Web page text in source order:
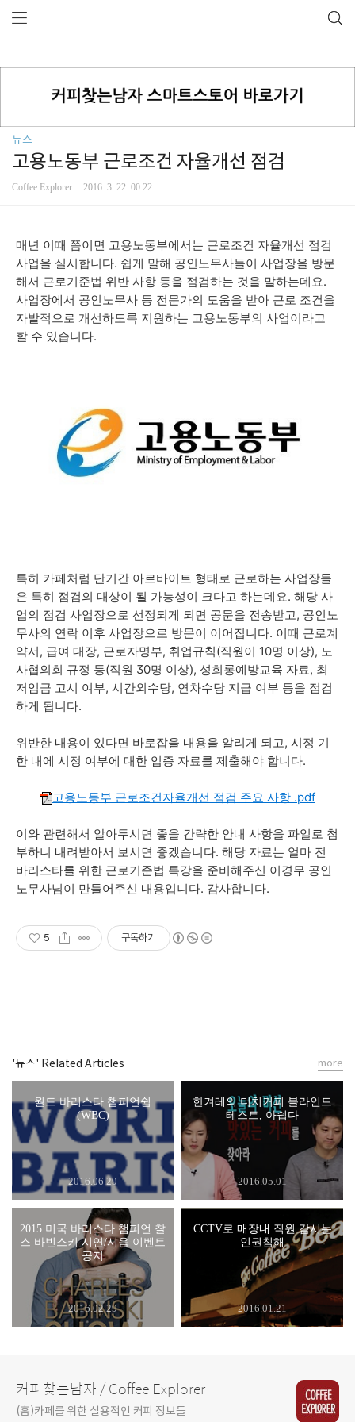
뉴스
고용노동부 근로조건 자율개선 점검
Coffee Explorer 2016. 3. 22. 00:22
매년 이때 쯤이면 고용노동부에서는 근로조건 자율개선 점검
사업을 실시합니다. 쉽게 말해 공인노무사들이 사업장을 방문
해서 근로기준법 위반 사항 등을 점검하는 것을 말하는데요.
사업장에서 공인노무사 등 전문가의 도움을 받아 근로 조건을
자발적으로 개선하도록 지원하는 고용노동부의 사업이라고
할 수 있습니다.
특히 카페처럼 단기간 아르바이트 형태로 근로하는 사업장들
은 특히 점검의 대상이 될 가능성이 크다고 하는데요. 해당 사
업의 점검 사업장으로 선정되게 되면 공문을 전송받고, 공인노
무사의 연락 이후 사업장으로 방문이 이어집니다. 이때 근로계
약서, 급여 대장, 근로자명부, 취업규칙(직원이 10명 이상), 노
사협의회 규정 등(직원 30명 이상), 성희롱예방교육 자료, 최
저임금 고시 여부, 시간외수당, 연차수당 지급 여부 등을 점검
하게 됩니다.
위반한 내용이 있다면 바로잡을 내용을 알리게 되고, 시정 기
한 내에 시정 여부에 대한 입증 자료를 제출해야 합니다.
고용노동부 근로조건자율개선 점검 주요 사항 .pdf
이와 관련해서 알아두시면 좋을 간략한 안내 사항을 파일로 첨
부하니 내려받아서 보시면 좋겠습니다. 해당 자료는 얼마 전
바리스타를 위한 근로기준법 특강을 준비해주신 이경무 공인
노무사님이 만들어주신 내용입니다. 감사합니다.
5 구독하기
'뉴스' Related Articles
월드 바리스타 챔피언쉽
(WBC)
2016.06.29
한겨레의 더치커피 블라인드
테스트, 아쉽다
2016.05.01
2015 미국 바리스타 챔피언 찰
스 바빈스키 시연/시음 이벤트
공지
2016.02.29
CCTV로 매장내 직원 감시는
인권침해
2016.01.21
more
커피찾는남자 / Coffee Explorer
(홈)카페를 위한 실용적인 커피 정보들